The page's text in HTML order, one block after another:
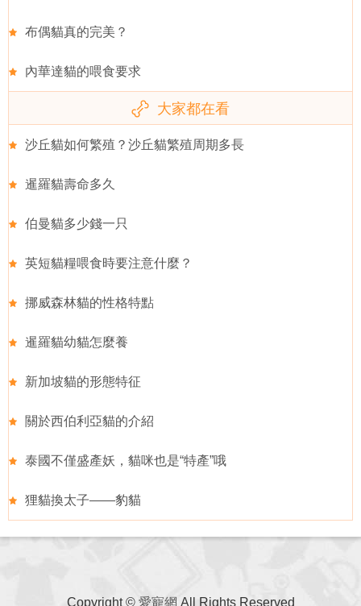
布偶貓真的完美？
內華達貓的喂食要求
大家都在看
沙丘貓如何繁殖？沙丘貓繁殖周期多長
暹羅貓壽命多久
伯曼貓多少錢一只
英短貓糧喂食時要注意什麼？
挪威森林貓的性格特點
暹羅貓幼貓怎麼養
新加坡貓的形態特征
關於西伯利亞貓的介紹
泰國不僅盛產妖，貓咪也是“特產”哦
狸貓換太子——豹貓
Copyright © 愛寵網 All Rights Reserved